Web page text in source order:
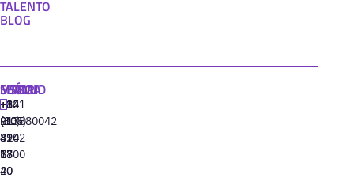
TALENTO
BLOG
MADRID
+34
91
310
77
40
MIAMI
+1
(305)
424
13
20
SEÚL
+82
(10)
8942
6800
LISBOA
‪+351
213880042